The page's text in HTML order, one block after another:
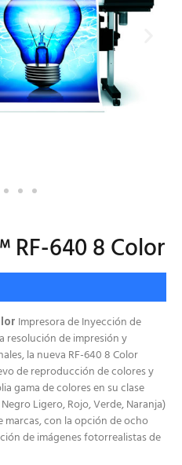
RF-640 8 Color
Impresora de Inyección de
resolución de impresión y
la nueva RF-640 8 Color
de reproducción de colores y
gama de colores en su clase
Ligero, Rojo, Verde, Naranja)
marcas, con la opción de ocho
de imágenes fotorrealistas de